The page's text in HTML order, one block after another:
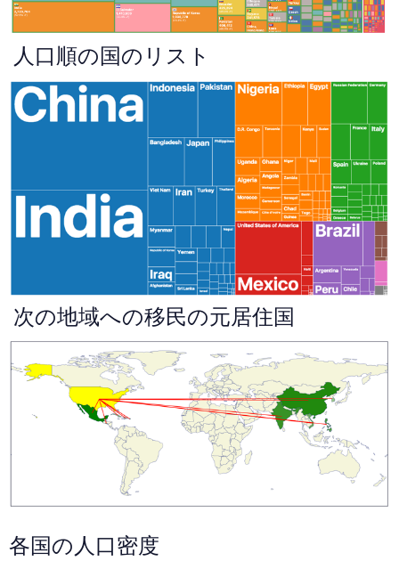
人口順の国のリスト
次の地域への移民の元居住国
各国の人口密度